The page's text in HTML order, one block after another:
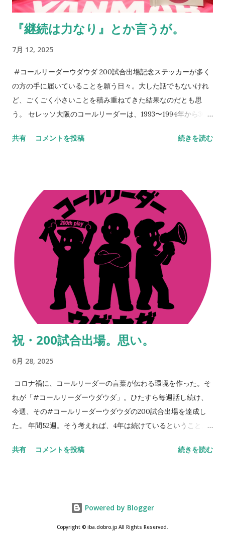
のも真実。だが、綺麗なコレオを作るとか、迫力ある応援がで
きるとかだけではない、「サポーターとは一体何なのか」を考
後10年後のクラブはきっと彼らが支える。そのサポートを。 今
日は誕生日である。プレゼントを求めるよりも、セレッソ大阪
に関わる方々のKindleの片隅に「 朝、目覚めたら、そこにセレ
ッソライフが。 」を置いてくださることのほうが本当に嬉しく
思える。今も昔も次世代のために手を打っていくのが役目だ
『継続は力なり』とか言うが。
7月 12, 2025
#コールリーダーウダウダ 200試合出場記念ステッカーが多く
の方の手に届いていることを願う日々。大した話でもないけれ
ど、ごくごく小さいことを積み重ねてきた結果なのだとも思
う。 セレッソ大阪のコールリーダーは、1993〜1994年から30
ゃ崩れない。セレッソ大阪は、Jリーグはそうやって成長してき
う。 ステッカーの画像をSNSでアップしてくれているのを見
る。ふと胸が熱くなる。やってきたことや、やり続けてきたこ
との全てが、正しいものではないことも重々理解をしているつ
もりだ。 だけどそれらは、決して間違ってもいなかったのだな
とも思えて、人間的なつながりに感謝してしまう日々。その輪
がここまで大きくなり、そしてここからも更に大きくなってい
くはずだ。 だから、続けられるだけ続けよう。昔ある人に言わ
れた言葉。「『継続は力なり』とか言うがあれは嘘や。ほんま
は『共に継続する仲間がいることは力なり』なんや」。これ、
まさに本質。 ※ステッカーはイバのところにも若干あるので、
もし手に入らなかった方は、スタジアムやお店などで見かけた
りますよね。 NEVER STOP,NEVER GIVE UP
共有 コメントを投稿 続きを読む
祝・200試合出場。思い。
6月 28, 2025
コロナ禍に、コールリーダーの言葉が伝わる環境を作った。そ
れが「#コールリーダーウダウダ」。ひたすら毎週話し続け、
今週、その#コールリーダーウダウダの200試合出場を達成し
た。 年間52週。そう考えれば、4年は続けているということ。
つつある。いや、忘れてはいけない。決して忘れてはいけない
思い。 「#コールリーダーウダウダ」をやっているとよくわか
る。セレッソ大阪のコールリーダーは、多くのものが継承され
共有 コメントを投稿 続きを読む
Powered by Blogger
Copyright © iba.dobro.jp All Rights Reserved.